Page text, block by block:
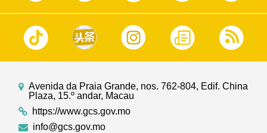
Avenida da Praia Grande, nos. 762-804, Edif. China
Plaza, 15.º andar, Macau
https://www.gcs.gov.mo
info@gcs.gov.mo